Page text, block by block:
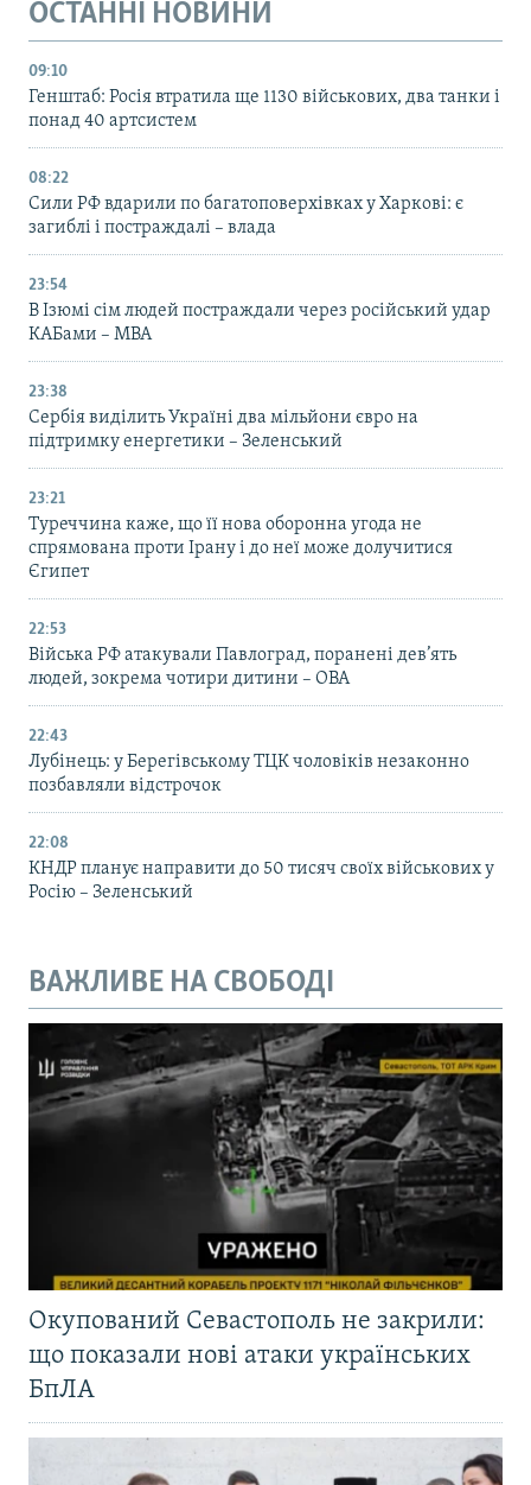
ОСТАННІ НОВИНИ
09:10
Генштаб: Росія втратила ще 1130 військових, два танки і
понад 40 артсистем
08:22
Сили РФ вдарили по багатоповерхівках у Харкові: є
загиблі і постраждалі – влада
23:54
В Ізюмі сім людей постраждали через російський удар
КАБами – МВА
23:38
Сербія виділить Україні два мільйони євро на
підтримку енергетики – Зеленський
23:21
Туреччина каже, що її нова оборонна угода не
спрямована проти Ірану і до неї може долучитися
Єгипет
22:53
Війська РФ атакували Павлоград, поранені дев’ять
людей, зокрема чотири дитини – ОВА
22:43
Лубінець: у Берегівському ТЦК чоловіків незаконно
позбавляли відстрочок
22:08
КНДР планує направити до 50 тисяч своїх військових у
Росію – Зеленський
ВАЖЛИВЕ НА СВОБОДІ
Окупований Севастополь не закрили:
що показали нові атаки українських
БпЛА